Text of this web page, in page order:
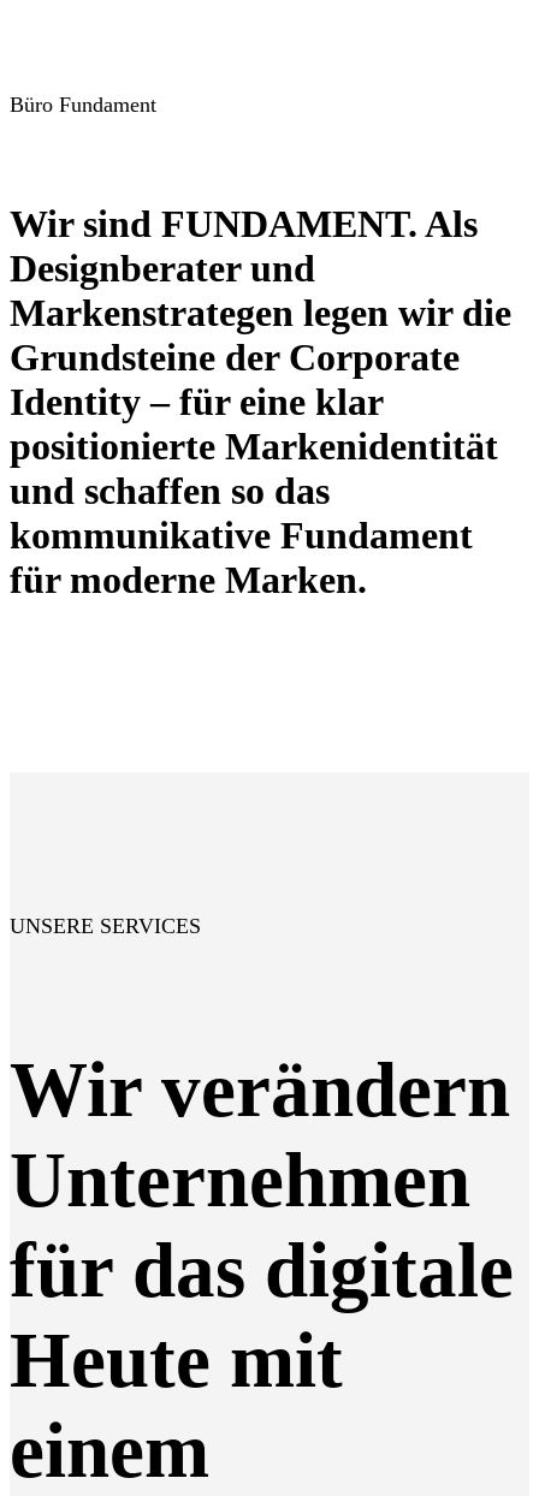
Büro Fundament
Wir sind FUNDAMENT. Als
Designberater und
Markenstrategen legen wir die
Grundsteine der Corporate
Identity – für eine klar
positionierte Markenidentität
und schaffen so das
kommunikative Fundament
für moderne Marken.
UNSERE SERVICES
Wir verändern
Unternehmen
für das digitale
Heute mit
einem